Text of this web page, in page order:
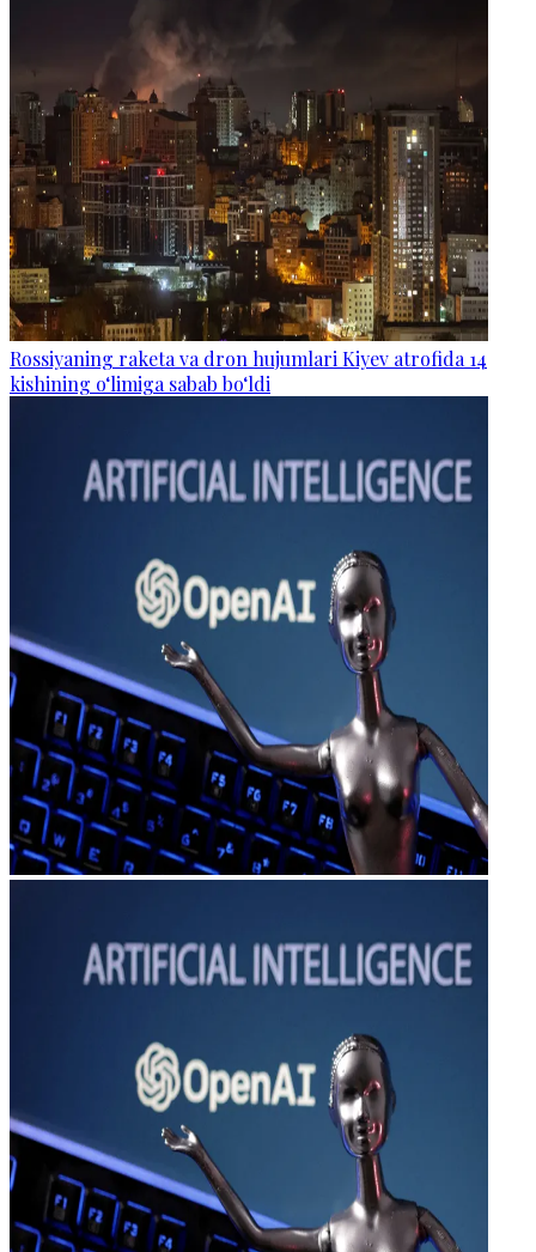
Rossiyaning raketa va dron hujumlari Kiyev atrofida 14
kishining o‘limiga sabab bo‘ldi